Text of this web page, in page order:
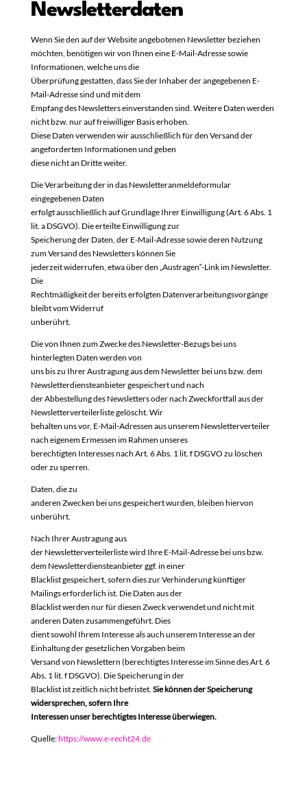
Newsletter­daten
Wenn Sie den auf der Website angebotenen Newsletter beziehen
möchten, benötigen wir von Ihnen eine E-Mail-Adresse sowie
Informationen, welche uns die
Überprüfung gestatten, dass Sie der Inhaber der angegebenen E-
Mail-Adresse sind und mit dem
Empfang des Newsletters einverstanden sind. Weitere Daten werden
nicht bzw. nur auf freiwilliger Basis erhoben.
Diese Daten verwenden wir ausschließlich für den Versand der
angeforderten Informationen und geben
diese nicht an Dritte weiter.
Die Verarbeitung der in das Newsletteranmeldeformular
eingegebenen Daten
erfolgt ausschließlich auf Grundlage Ihrer Einwilligung (Art. 6 Abs. 1
lit. a DSGVO). Die erteilte Einwilligung zur
Speicherung der Daten, der E-Mail-Adresse sowie deren Nutzung
zum Versand des Newsletters können Sie
jederzeit widerrufen, etwa über den „Austragen“-Link im Newsletter.
Die
Rechtmäßigkeit der bereits erfolgten Datenverarbeitungsvorgänge
bleibt vom Widerruf
unberührt.
Die von Ihnen zum Zwecke des Newsletter-Bezugs bei uns
hinterlegten Daten werden von
uns bis zu Ihrer Austragung aus dem Newsletter bei uns bzw. dem
Newsletterdiensteanbieter gespeichert und nach
der Abbestellung des Newsletters oder nach Zweckfortfall aus der
Newsletterverteilerliste gelöscht. Wir
behalten uns vor, E-Mail-Adressen aus unserem Newsletterverteiler
nach eigenem Ermessen im Rahmen unseres
berechtigten Interesses nach Art. 6 Abs. 1 lit. f DSGVO zu löschen
oder zu sperren.
Daten, die zu
anderen Zwecken bei uns gespeichert wurden, bleiben hiervon
unberührt.
Nach Ihrer Austragung aus
der Newsletterverteilerliste wird Ihre E-Mail-Adresse bei uns bzw.
dem Newsletterdiensteanbieter ggf. in einer
Blacklist gespeichert, sofern dies zur Verhinderung künftiger
Mailings erforderlich ist. Die Daten aus der
Blacklist werden nur für diesen Zweck verwendet und nicht mit
anderen Daten zusammengeführt. Dies
dient sowohl Ihrem Interesse als auch unserem Interesse an der
Einhaltung der gesetzlichen Vorgaben beim
Versand von Newslettern (berechtigtes Interesse im Sinne des Art. 6
Abs. 1 lit. f DSGVO). Die Speicherung in der
Blacklist ist zeitlich nicht befristet. Sie können der Speicherung
widersprechen, sofern Ihre
Interessen unser berechtigtes Interesse überwiegen.
Quelle:https://www.e-recht24.de